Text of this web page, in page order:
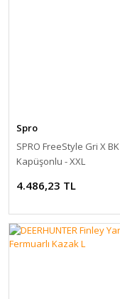
Spro
SPRO FreeStyle Gri X BK
Kapüşonlu - XXL
4.486,23 TL